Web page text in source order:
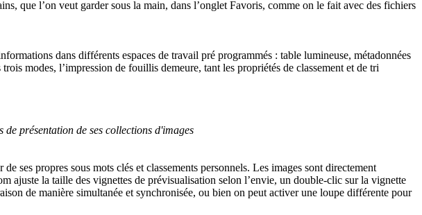
que l’on veut garder sous la main, dans l’onglet Favoris, comme on le fait avec des fichiers
dans différents espaces de travail pré programmés : table lumineuse, métadonnées
modes, l’impression de fouillis demeure, tant les propriétés de classement et de tri
présentation de ses collections d'images
ses propres sous mots clés et classements personnels. Les images sont directement
ajuste la taille des vignettes de prévisualisation selon l’envie, un double-clic sur la vignette
de manière simultanée et synchronisée, ou bien on peut activer une loupe différente pour